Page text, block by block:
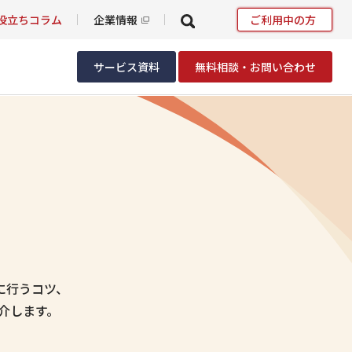
立ちコラム 企業情報 ご利用中の方
サービス資料 無料相談・お問い合わせ
うコツ、
ます。